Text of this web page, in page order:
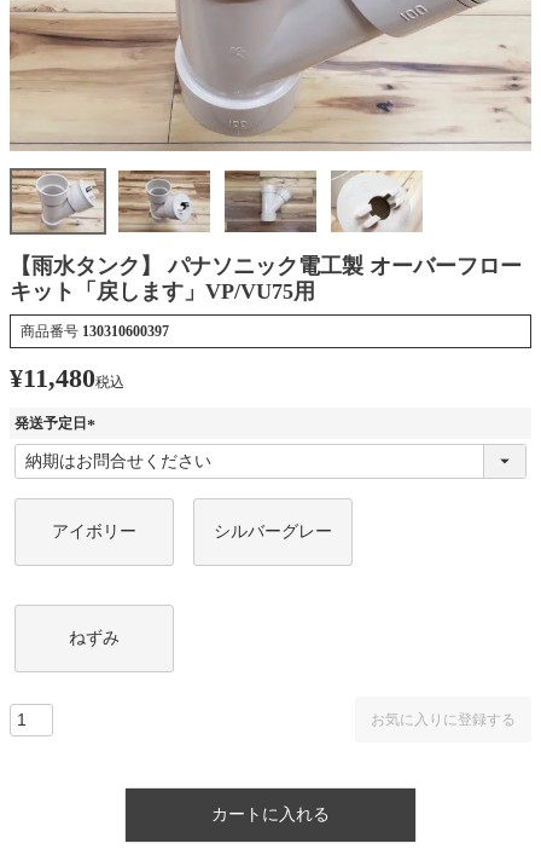
【雨水タンク】 パナソニック電工製 オーバーフロー
キット「戻します」VP/VU75用
商品番号 130310600397
¥11,480税込
発送予定日
(
必
アイボリー シルバーグレー
ねずみ
お気に入りに登録する
カートに入れる